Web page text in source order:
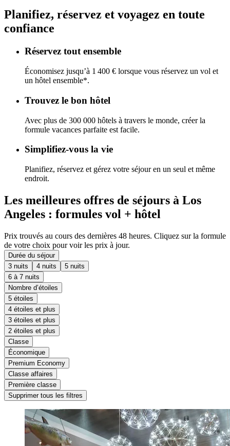
Planifiez, réservez et voyagez en toute
confiance
Réservez tout ensemble
Économisez jusqu’à 1 400 € lorsque vous réservez un vol et
un hôtel ensemble*.
Trouvez le bon hôtel
Avec plus de 300 000 hôtels à travers le monde, créer la
formule vacances parfaite est facile.
Simplifiez-vous la vie
Planifiez, réservez et gérez votre séjour en un seul et même
endroit.
Les meilleures offres de séjours à Los
Angeles : formules vol + hôtel
Prix trouvés au cours des dernières 48 heures. Cliquez sur la formule
de votre choix pour voir les prix à jour.
Durée du séjour
3 nuits
4 nuits
5 nuits
6 à 7 nuits
Nombre d’étoiles
5 étoiles
4 étoiles et plus
3 étoiles et plus
2 étoiles et plus
Classe
Économique
Premium Economy
Classe affaires
Première classe
Supprimer tous les filtres